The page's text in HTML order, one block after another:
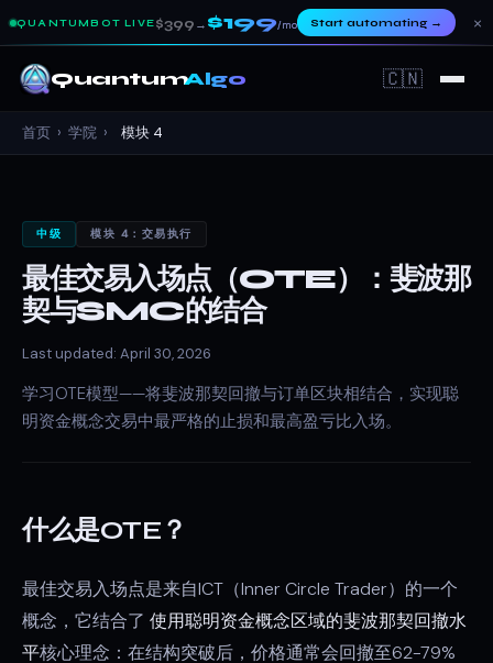
QUANTUMBOT LIVE $399 → $199/mo Start automating→ ×
QuantumAlgo 🇨🇳
首页 › 学院 › 模块 4
中级 模块 4：交易执行
最佳交易入场点（OTE）：斐波那
契与SMC的结合
Last updated: April 30, 2026
学习OTE模型——将斐波那契回撤与订单区块相结合，实现聪
明资金概念交易中最严格的止损和最高盈亏比入场。
什么是OTE？
最佳交易入场点是来自ICT（Inner Circle Trader）的一个
概念，它结合了 使用聪明资金概念区域的斐波那契回撤水
平核心理念：在结构突破后，价格通常会回撤至62-79%